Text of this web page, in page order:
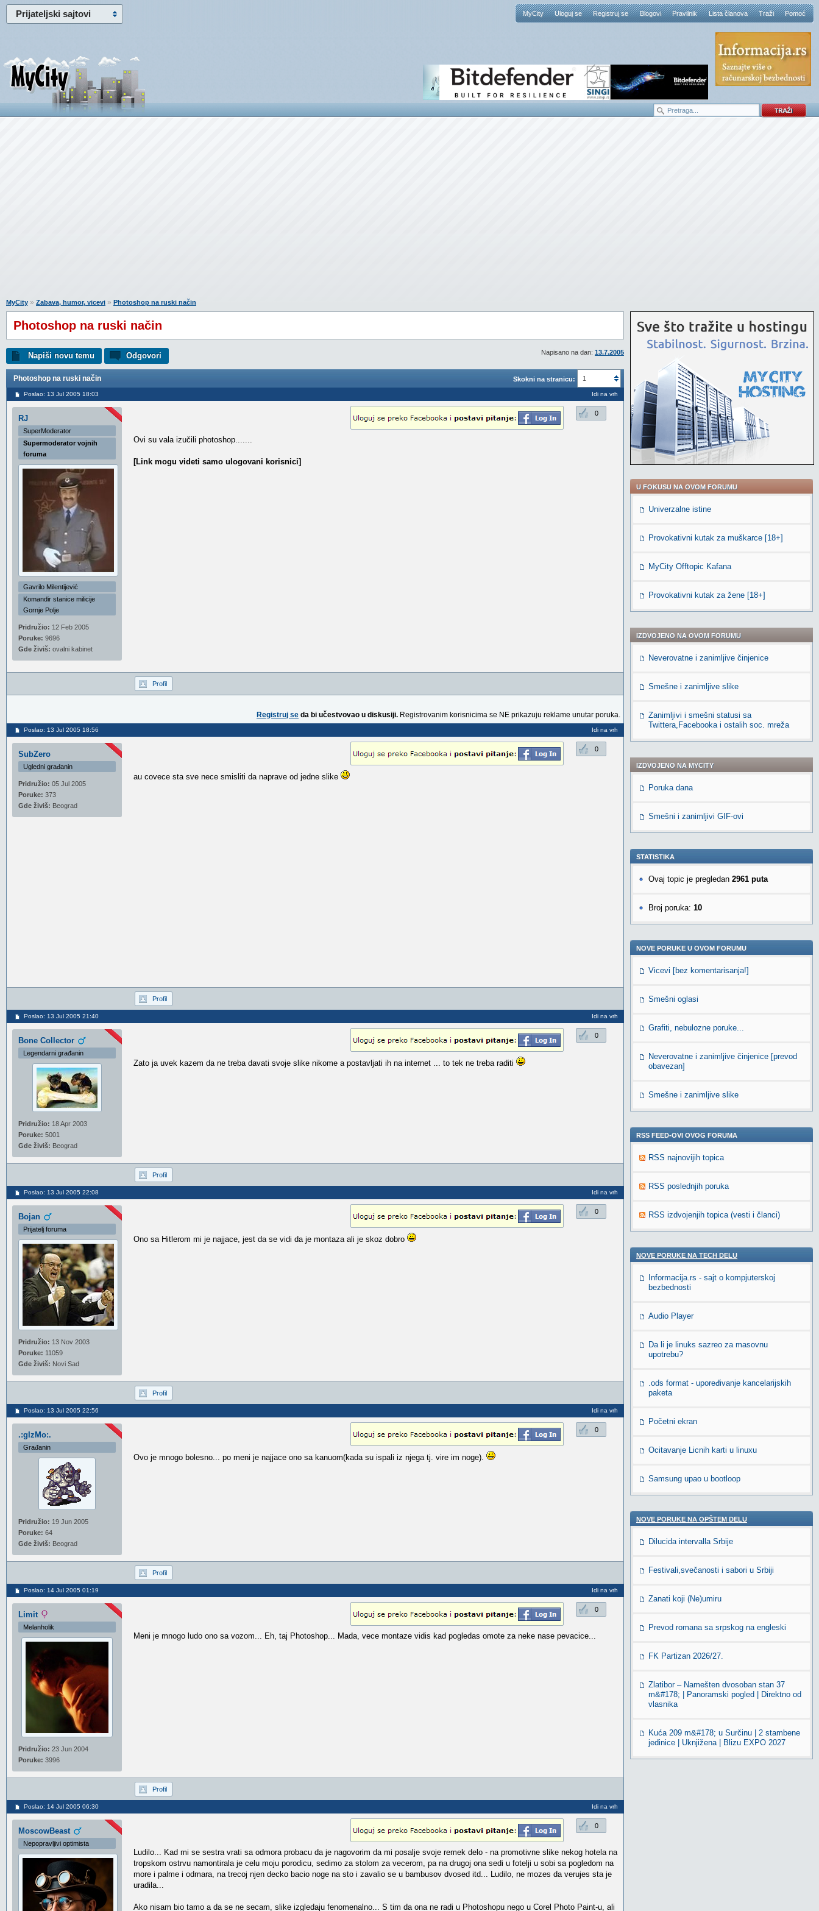
Prijateljski sajtovi MyCity Uloguj se Registruj se Blogovi Pravilnik Lista članova Traži Pomoć
MyCity » Zabava, humor, vicevi » Photoshop na ruski način
Photoshop na ruski način
Napisano na dan: 13.7.2005
Napiši novu temu Odgovori
Skokni na stranicu: 1
Photoshop na ruski način
Poslao: 13 Jul 2005 18:03 Idi na vrh
RJ
SuperModerator
Supermoderator vojnih
foruma
Gavrilo Milentijević
Komandir stanice milicije
Gornje Polje
Pridružio: 12 Feb 2005
Poruke: 9696
Gde živiš: ovalni kabinet
0
Ovi su vala izučili photoshop.......
[Link mogu videti samo ulogovani korisnici]
Profil
Registruj se da bi učestvovao u diskusiji. Registrovanim korisnicima se NE prikazuju reklame unutar poruka.
Poslao: 13 Jul 2005 18:56 Idi na vrh
SubZero
Ugledni građanin
Pridružio: 05 Jul 2005
Poruke: 373
Gde živiš: Beograd
0
au covece sta sve nece smisliti da naprave od jedne slike
Profil
Poslao: 13 Jul 2005 21:40 Idi na vrh
Bone Collector
Legendarni građanin
Pridružio: 18 Apr 2003
Poruke: 5001
Gde živiš: Beograd
0
Zato ja uvek kazem da ne treba davati svoje slike nikome a postavljati ih na internet ... to tek ne treba raditi
Profil
Poslao: 13 Jul 2005 22:08 Idi na vrh
Bojan
Prijatelj foruma
Pridružio: 13 Nov 2003
Poruke: 11059
Gde živiš: Novi Sad
0
Ono sa Hitlerom mi je najjace, jest da se vidi da je montaza ali je skoz dobro
Profil
Poslao: 13 Jul 2005 22:56 Idi na vrh
.:gIzMo:.
Građanin
Pridružio: 19 Jun 2005
Poruke: 64
Gde živiš: Beograd
0
Ovo je mnogo bolesno... po meni je najjace ono sa kanuom(kada su ispali iz njega tj. vire im noge).
Profil
Poslao: 14 Jul 2005 01:19 Idi na vrh
Limit
Melanholik
Pridružio: 23 Jun 2004
Poruke: 3996
0
Meni je mnogo ludo ono sa vozom... Eh, taj Photoshop... Mada, vece montaze vidis kad pogledas omote za neke nase pevacice...
Profil
Poslao: 14 Jul 2005 06:30 Idi na vrh
MoscowBeast
Nepopravljivi optimista
0
Ludilo... Kad mi se sestra vrati sa odmora probacu da je nagovorim da mi posalje svoje remek delo - na promotivne slike nekog hotela na
tropskom ostrvu namontirala je celu moju porodicu, sedimo za stolom za vecerom, pa na drugoj ona sedi u fotelji u sobi sa pogledom na
more i palme i odmara, na trecoj njen decko bacio noge na sto i zavalio se u bambusov dvosed itd... Ludilo, ne mozes da verujes sta je
uradila...
Ako nisam bio tamo a da se ne secam, slike izgledaju fenomenalno... S tim da ona ne radi u Photoshopu nego u Corel Photo Paint-u, ali
U FOKUSU NA OVOM FORUMU
Univerzalne istine
Provokativni kutak za muškarce [18+]
MyCity Offtopic Kafana
Provokativni kutak za žene [18+]
IZDVOJENO NA OVOM FORUMU
Neverovatne i zanimljive činjenice
Smešne i zanimljive slike
Zanimljivi i smešni statusi sa
Twittera,Facebooka i ostalih soc. mreža
IZDVOJENO NA MYCITY
Poruka dana
Smešni i zanimljivi GIF-ovi
STATISTIKA
Ovaj topic je pregledan 2961 puta
Broj poruka: 10
NOVE PORUKE U OVOM FORUMU
Vicevi [bez komentarisanja!]
Smešni oglasi
Grafiti, nebulozne poruke...
Neverovatne i zanimljive činjenice [prevod
obavezan]
Smešne i zanimljive slike
RSS FEED-OVI OVOG FORUMA
RSS najnovijih topica
RSS poslednjih poruka
RSS izdvojenjih topica (vesti i članci)
NOVE PORUKE NA TECH DELU
Informacija.rs - sajt o kompjuterskoj
bezbednosti
Audio Player
Da li je linuks sazreo za masovnu
upotrebu?
.ods format - upoređivanje kancelarijskih
paketa
Početni ekran
Ocitavanje Licnih karti u linuxu
Samsung upao u bootloop
NOVE PORUKE NA OPŠTEM DELU
Dilucida intervalla Srbije
Festivali,svečanosti i sabori u Srbiji
Zanati koji (Ne)umiru
Prevod romana sa srpskog na engleski
FK Partizan 2026/27.
Zlatibor – Namešten dvosoban stan 37
m&#178; | Panoramski pogled | Direktno od
vlasnika
Kuća 209 m&#178; u Surčinu | 2 stambene
jedinice | Uknjižena | Blizu EXPO 2027